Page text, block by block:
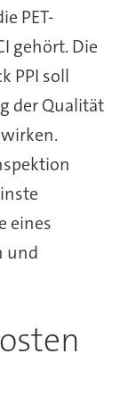
PET-
gehört. Die
PPI soll
der Qualität
eines
und